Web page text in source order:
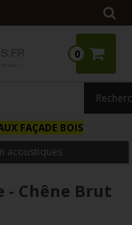
0
FAÇADE BOIS
acoustiques
- Chêne Brut